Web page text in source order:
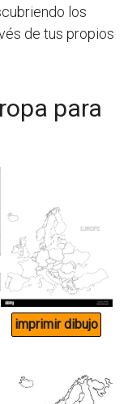
los
de tus propios
para